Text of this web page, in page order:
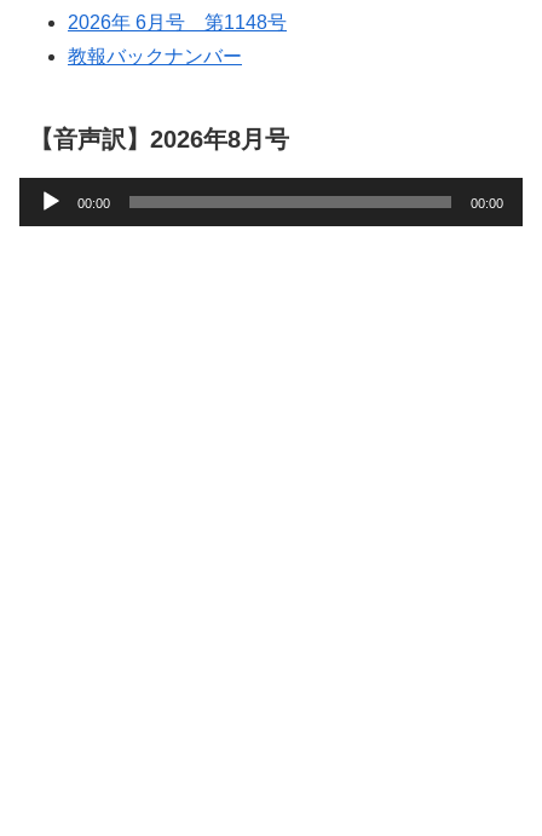
2026年 6月号 第1148号
教報バックナンバー
【音声訳】2026年8月号
声
00:00 00:00